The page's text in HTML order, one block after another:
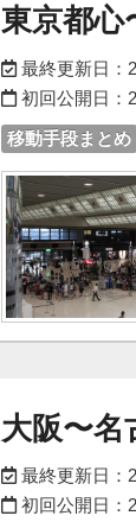
東京都心
最終更新日：
初回公開日：
移動手段まとめ
大阪〜名
最終更新日：
初回公開日：